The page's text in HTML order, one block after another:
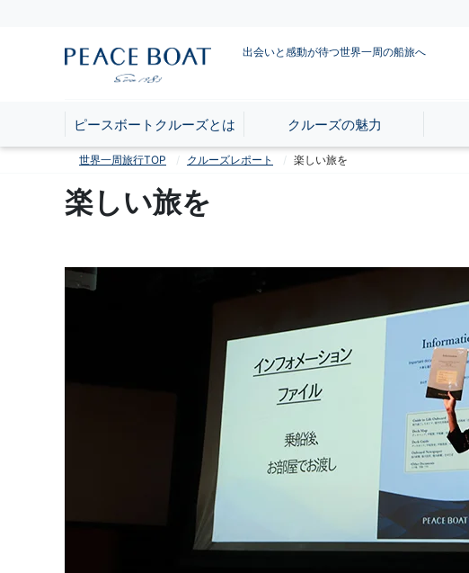
出会いと感動が待つ世界一周の船旅へ
ピースボートクルーズとは クルーズの魅力
世界一周旅行TOP クルーズレポート 楽しい旅を
楽しい旅を